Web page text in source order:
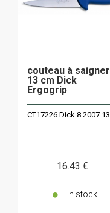
couteau à saigner
13 cm Dick
Ergogrip
CT17226 Dick 8 2007 13
16.43 €
En stock